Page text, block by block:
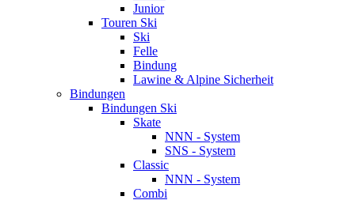
Junior
Touren Ski
Ski
Felle
Bindung
Lawine & Alpine Sicherheit
Bindungen
Bindungen Ski
Skate
NNN - System
SNS - System
Classic
NNN - System
Combi